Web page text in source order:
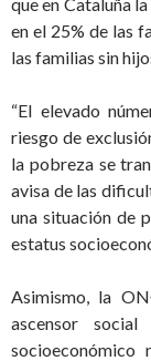
en el 25% de las
las familias sin
“El elevado
riesgo de
la pobreza se
avisa de las
una situación de
estatus
Asimismo, la
ascensor
socioeconómico